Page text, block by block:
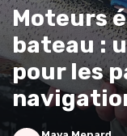
Moteurs
bateau :
pour les